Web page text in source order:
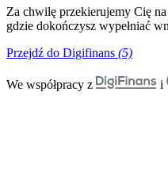
Za chwilę przekierujemy Cię
gdzie dokończysz wypełniać
Przejdź do Digifinans (5)
We współpracy z i